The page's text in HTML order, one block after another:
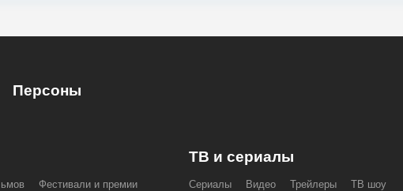
Персоны
Фестивали и премии
ТВ и сериалы
Сериалы Видео Трейлеры
ТВ шоу